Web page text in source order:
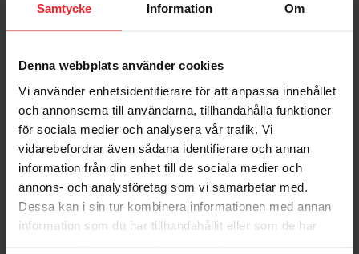
Samtycke Information Om
Denna webbplats använder cookies
Vi använder enhetsidentifierare för att anpassa innehållet
och annonserna till användarna, tillhandahålla funktioner
för sociala medier och analysera vår trafik. Vi
vidarebefordrar även sådana identifierare och annan
information från din enhet till de sociala medier och
annons- och analysföretag som vi samarbetar med.
Dessa kan i sin tur kombinera informationen med annan
information som du har tillhandahållit eller som de har
kupig Candor Benders
003983062
15 KR
Lägg till i favoriter
+4
Modern Extra Vit,
Baseco
BA32272
588